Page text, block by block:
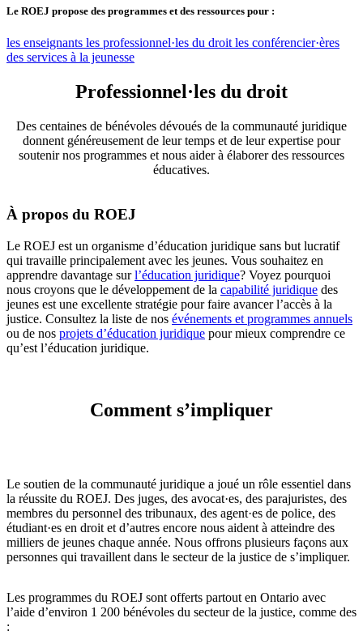
Le ROEJ propose des programmes et des ressources pour :
les enseignants les professionnel·les du droit les conférencier·ères
des services à la jeunesse
Professionnel·les du droit
Des centaines de bénévoles dévoués de la communauté juridique
donnent généreusement de leur temps et de leur expertise pour
soutenir nos programmes et nous aider à élaborer des ressources
éducatives.
À propos du ROEJ
Le ROEJ est un organisme d’éducation juridique sans but lucratif
qui travaille principalement avec les jeunes. Vous souhaitez en
apprendre davantage surl’éducation juridique? Voyez pourquoi
nous croyons que le développement de la capabilité juridique des
jeunes est une excellente stratégie pour faire avancer l’accès à la
justice. Consultez la liste de nos événements et programmes annuels
ou de nos projets d’éducation juridique pour mieux comprendre ce
qu’est l’éducation juridique.
Comment s’impliquer
Le soutien de la communauté juridique a joué un rôle essentiel dans
la réussite du ROEJ. Des juges, des avocat·es, des parajuristes, des
membres du personnel des tribunaux, des agent·es de police, des
étudiant·es en droit et d’autres encore nous aident à atteindre des
milliers de jeunes chaque année. Nous offrons plusieurs façons aux
personnes qui travaillent dans le secteur de la justice de s’impliquer.
Les programmes du ROEJ sont offerts partout en Ontario avec
l’aide d’environ 1 200 bénévoles du secteur de la justice, comme des
: